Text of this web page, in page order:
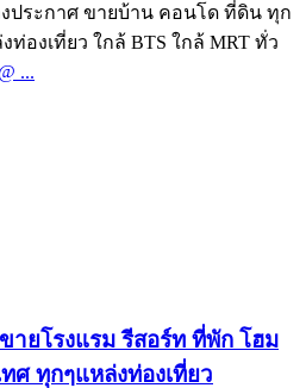
ประกาศ ขายบ้าน คอนโด ที่ดิน ทุก
องเที่ยว ใกล้ BTS ใกล้ MRT ทั่ว
...
ายโรงแรม รีสอร์ท ที่พัก โฮม
ศ ทุกๆแหล่งท่องเที่ยว